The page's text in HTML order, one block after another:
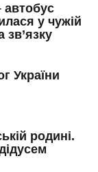
у чужій
зв’язку
України
родині.